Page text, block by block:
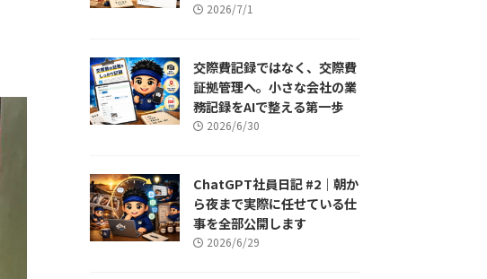
2026/7/1
交際費記録ではなく、交際費
証拠管理へ。小さな会社の業
務記録をAIで整える第一歩
2026/6/30
ChatGPT社員日記 #2｜朝か
ら夜まで実際に任せている仕
事を全部公開します
2026/6/29